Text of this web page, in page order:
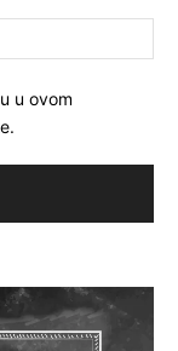
u ovom